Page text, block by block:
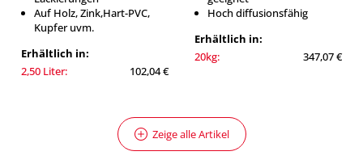
Auf Holz, Zink,Hart-PVC,
Kupfer uvm.
Erhältlich in:
2,50 Liter:
102,04 €
Hoch diffusionsfähig
Erhältlich in:
20kg:
347,07 €
Zeige alle Artikel